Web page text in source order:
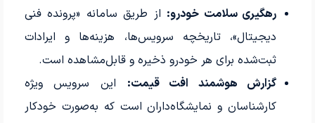
رهگیری سلامت خودرو: از طریق سامانه «پرونده فنی
دیجیتال»، تاریخچه سرویس‌ها، هزینه‌ها و ایرادات
ثبت‌شده برای هر خودرو ذخیره و قابل‌مشاهده است.
گزارش هوشمند افت قیمت: این سرویس ویژه
کارشناسان و نمایشگاه‌داران است که به‌صورت خودکار